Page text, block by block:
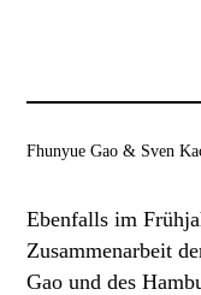
Fhunyue Gao & Sven
Ebenfalls im
Zusammenarbeit
Gao und des